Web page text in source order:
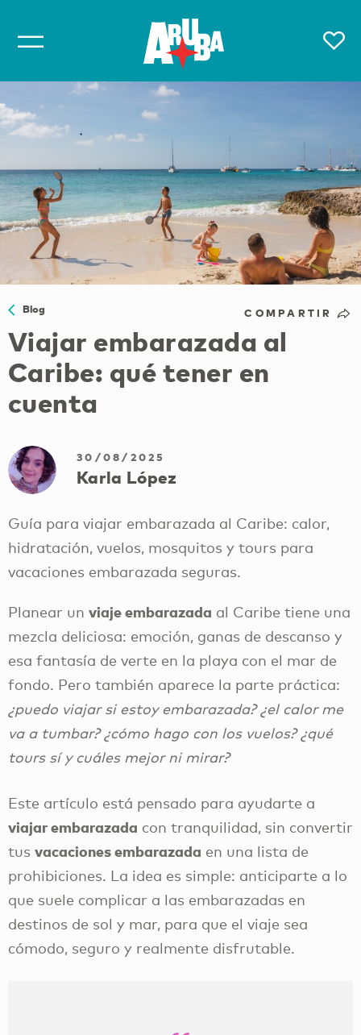
Blog COMPARTIR
Viajar embarazada al
Caribe: qué tener en
cuenta
30/08/2025
Karla López
Guía para viajar embarazada al Caribe: calor,
hidratación, vuelos, mosquitos y tours para
vacaciones embarazada seguras.
Planear un viaje embarazada al Caribe tiene una
mezcla deliciosa: emoción, ganas de descanso y
esa fantasía de verte en la playa con el mar de
fondo. Pero también aparece la parte práctica:
¿puedo viajar si estoy embarazada? ¿el calor me
va a tumbar? ¿cómo hago con los vuelos? ¿qué
tours sí y cuáles mejor ni mirar?
Este artículo está pensado para ayudarte a
viajar embarazada con tranquilidad, sin convertir
tus vacaciones embarazada en una lista de
prohibiciones. La idea es simple: anticiparte a lo
que suele complicar a las embarazadas en
destinos de sol y mar, para que el viaje sea
cómodo, seguro y realmente disfrutable.